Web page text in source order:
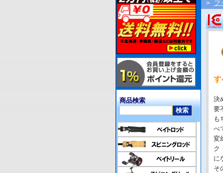
商品検索
> フ
決
要
も
べ
変
ク
に
そ